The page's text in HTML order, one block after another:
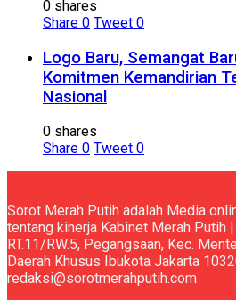
0 shares
Share 0 Tweet 0
Logo Baru, Semangat
Komitmen Kemandirian
Nasional
0 shares
Share 0 Tweet 0
Sorot Merah Putih adalah Media
tentang kinerja Kabinet Merah Putih
RT.11/RW.5, Pegangsaan, Kec.
Daerah Khusus Ibukota Jakarta
redaksi@sorotmerahputih.com